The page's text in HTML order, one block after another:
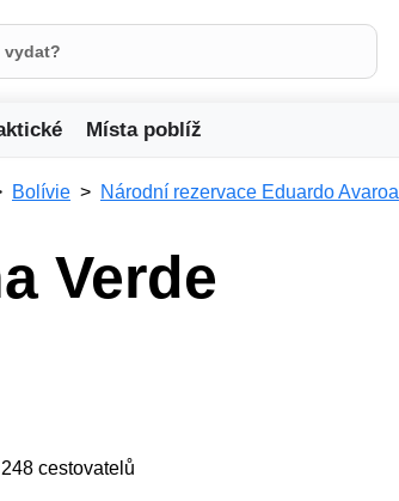
Místa poblíž
Bolívie Národní rezervace Eduardo Avaroa
Verde
cestovatelů